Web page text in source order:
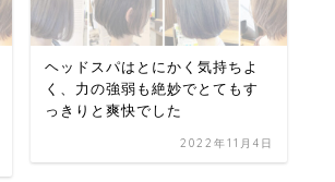
美容室選びに迷ってる方はぜひ
一度伺ってみて欲しいで
す！！！
2022年11月3日